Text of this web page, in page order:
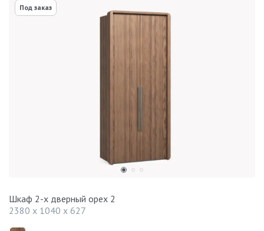
Под заказ
Шкаф 2-х дверный орех 2
2380 x 1040 x 627